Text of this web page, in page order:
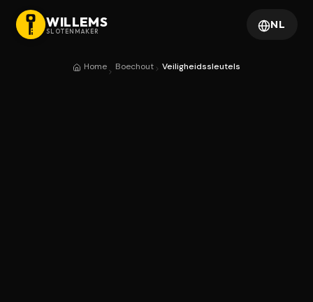
WILLEMS
SLOTENMAKER NL
Home Boechout Veiligheidssleutels